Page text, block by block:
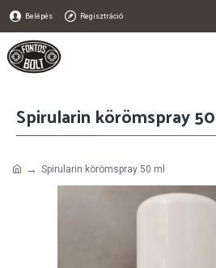
Belépés Regisztráció
Spirularin körömspray 50 ml
Spirularin körömspray